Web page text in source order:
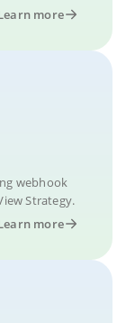
more
webhook
Strategy.
more